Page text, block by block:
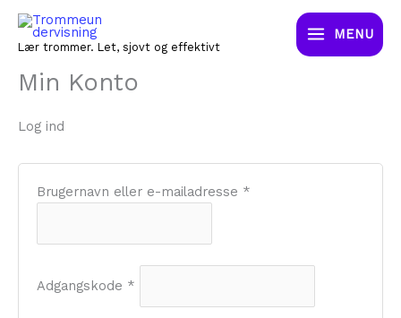
indholdet
Lær trommer. Let, sjovt og effektivt
MENU
Min Konto
Log ind
Brugernavn eller e-mailadresse *
Adgangskode *